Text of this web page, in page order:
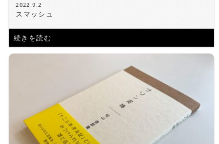
2022.9.2
スマッシュ
続きを読む